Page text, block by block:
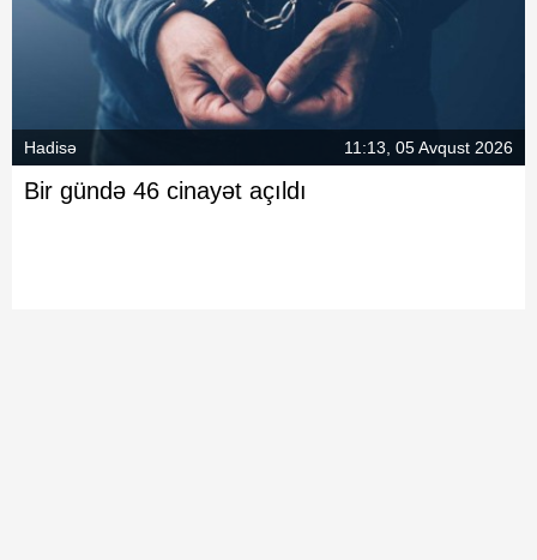
Hadisə 11:13, 05 Avqust 2026
Bir gündə 46 cinayət açıldı